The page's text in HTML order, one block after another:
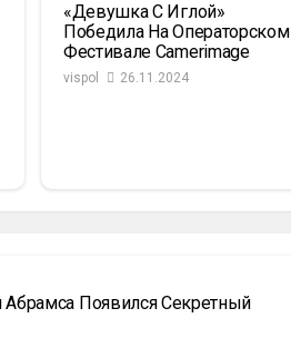
«Девушка С Иглой»
Победила На Операторском
Фестивале Camerimage
vispol 26.11.2024
Появился Секретный